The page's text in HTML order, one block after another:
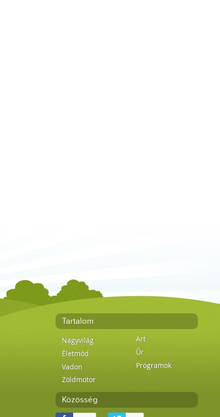
Tartalom
Nagyvilág
Életmód
Vadon
Zöldmotor
Art
Űr
Programok
Közösség